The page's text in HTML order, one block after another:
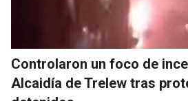
Controlaron un foco de
Alcaidía de Trelew tras